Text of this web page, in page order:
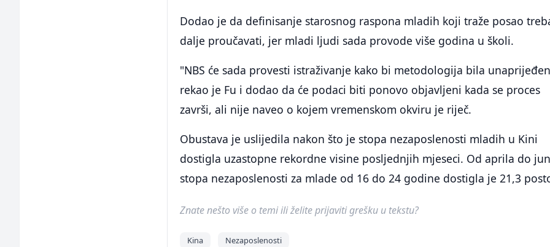
Dodao je da definisanje starosnog raspona mladih koji traže posao
dalje proučavati, jer mladi ljudi sada provode više godina u školi.
"NBS će sada provesti istraživanje kako bi metodologija bila
rekao je Fu i dodao da će podaci biti ponovo objavljeni kada se proces
završi, ali nije naveo o kojem vremenskom okviru je riječ.
Obustava je uslijedila nakon što je stopa nezaposlenosti mladih u Kini
dostigla uzastopne rekordne visine posljednjih mjeseci. Od aprila do
stopa nezaposlenosti za mlade od 16 do 24 godine dostigla je 21,3
Znate nešto više o temi ili želite prijaviti grešku u tekstu?
Kina Nezaposlenosti